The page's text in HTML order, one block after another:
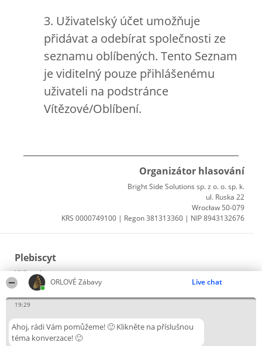
ORLOVÉ Zábavy Live chat
19:29
Ahoj, rádi Vám pomůžeme! 🙂 Klikněte na příslušnou
téma konverzace! 🙂
3. Uživatelský účet umožňuje
přidávat a odebírat společnosti ze
seznamu oblíbených. Tento Seznam
je viditelný pouze přihlášenému
uživateli na podstránce
Vítězové/Oblíbení.
Organizátor hlasování
Bright Side Solutions sp. z o. o. sp. k.
ul. Ruska 22
Wrocław 50-079
KRS 0000749100 | Regon 381313360 | NIP 8943132676
Plebiscyt
Vítězové
Seznam všech laureátů
Zásady
Pravidla